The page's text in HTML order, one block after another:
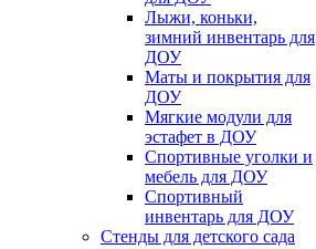
Лыжи, коньки,
зимний инвентарь для
ДОУ
Маты и покрытия для
ДОУ
Мягкие модули для
эстафет в ДОУ
Спортивные уголки и
мебель для ДОУ
Спортивный
инвентарь для ДОУ
Стенды для детского сада